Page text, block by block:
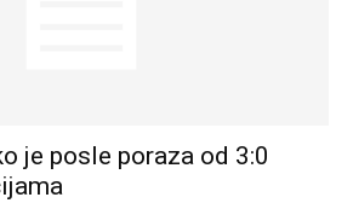
je posle poraza od 3:0